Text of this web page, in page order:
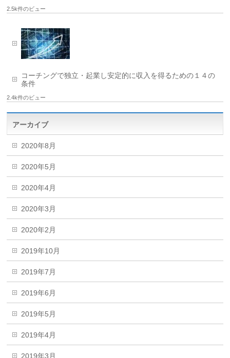
2.5k件のビュー
コーチングで独立・起業し安定的に収入を得るための１４の
条件
2.4k件のビュー
アーカイブ
2020年8月
2020年5月
2020年4月
2020年3月
2020年2月
2019年10月
2019年7月
2019年6月
2019年5月
2019年4月
2019年3月